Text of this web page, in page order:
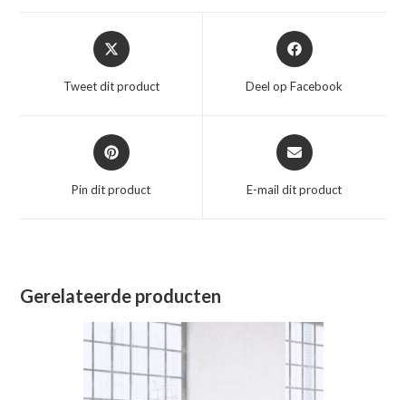
Opent
in
nieuw
Tweet dit product
Opent
in
nieuw
Deel op Facebook
Opent
in
nieuw
Pin dit product
Opent
in
nieuw
E-mail dit product
Gerelateerde producten